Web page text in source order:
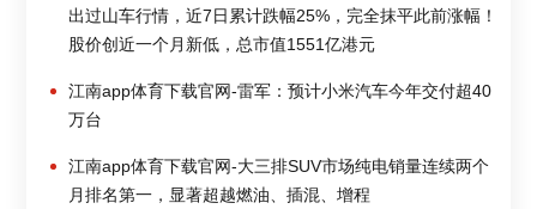
出过山车行情，近7日累计跌幅25%，完全抹平此前涨幅！
股价创近一个月新低，总市值1551亿港元
江南app体育下载官网-雷军：预计小米汽车今年交付超40
万台
江南app体育下载官网-大三排SUV市场纯电销量连续两个
月排名第一，显著超越燃油、插混、增程